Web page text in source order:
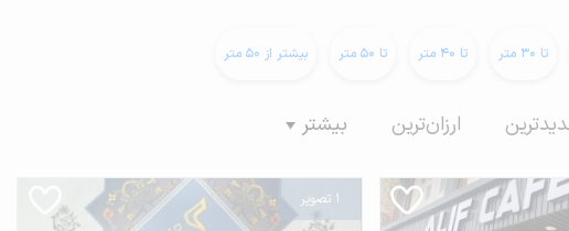
تا 30 متر تا 40 متر تا 50 متر بیشتر از 50 متر
ارزان‌ترین بیشتر
1 تصویر